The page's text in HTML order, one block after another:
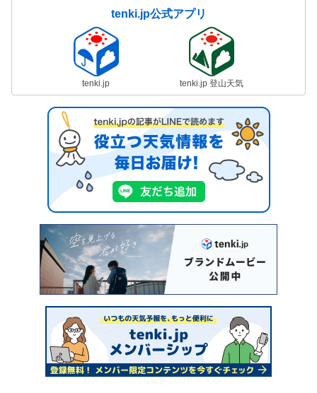
tenki.jp公式アプリ
tenki.jp tenki.jp 登山天気